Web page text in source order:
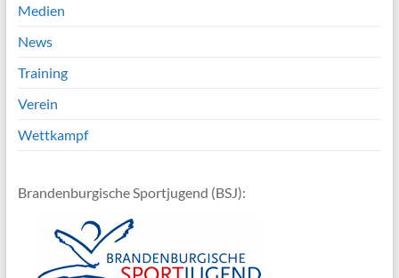
Medien
News
Training
Verein
Wettkampf
Brandenburgische Sportjugend (BSJ):